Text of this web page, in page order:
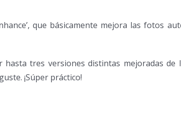
que básicamente mejora las fotos
hasta tres versiones distintas mejoradas
¡Súper práctico!